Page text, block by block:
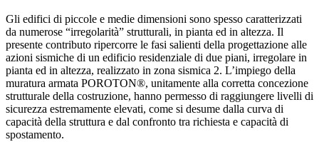
Gli edifici di piccole e medie dimensioni sono spesso caratterizzati
da numerose “irregolarità” strutturali, in pianta ed in altezza. Il
presente contributo ripercorre le fasi salienti della progettazione alle
azioni sismiche di un edificio residenziale di due piani, irregolare in
pianta ed in altezza, realizzato in zona sismica 2. L’impiego della
muratura armata POROTON®, unitamente alla corretta concezione
strutturale della costruzione, hanno permesso di raggiungere livelli di
sicurezza estremamente elevati, come si desume dalla curva di
capacità della struttura e dal confronto tra richiesta e capacità di
spostamento.